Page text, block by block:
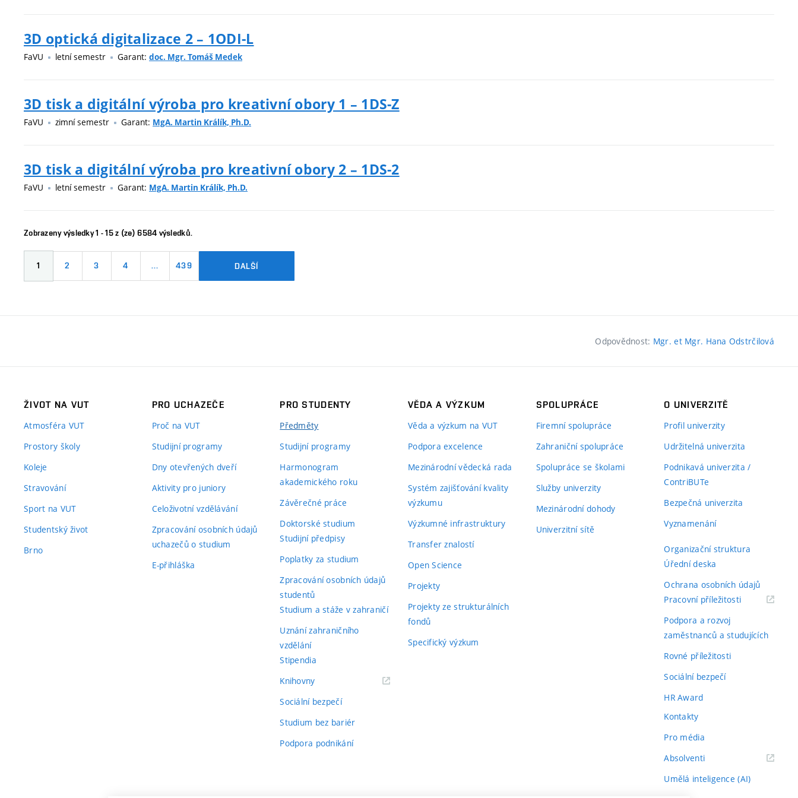
3D optická digitalizace 2 – 1ODI-L
FaVU letní semestr Garant: doc. Mgr. Tomáš Medek
3D tisk a digitální výroba pro kreativní obory 1 – 1DS-Z
FaVU zimní semestr Garant: MgA. Martin Králík, Ph.D.
3D tisk a digitální výroba pro kreativní obory 2 – 1DS-2
FaVU letní semestr Garant: MgA. Martin Králík, Ph.D.
Zobrazeny výsledky 1 - 15 z (ze) 6584 výsledků.
1 2 3 4 … 439 DALŠÍ
Odpovědnost: Mgr. et Mgr. Hana Odstrčilová
ŽIVOT NA VUT
Atmosféra VUT
Prostory školy
Koleje
Stravování
Sport na VUT
Studentský život
Brno
PRO UCHAZEČE
Proč na VUT
Studijní programy
Dny otevřených dveří
Aktivity pro juniory
Celoživotní vzdělávání
Zpracování osobních údajů
uchazečů o studium
E-přihláška
PRO STUDENTY
Předměty
Studijní programy
Harmonogram
akademického roku
Závěrečné práce
Doktorské studium
Studijní předpisy
Poplatky za studium
Zpracování osobních údajů
studentů
Studium a stáže v zahraničí
Uznání zahraničního
vzdělání
Stipendia
Knihovny(externí
Sociální bezpečí
Studium bez bariér
Podpora podnikání
VĚDA A VÝZKUM
Věda a výzkum na VUT
Podpora excelence
Mezinárodní vědecká rada
Systém zajišťování kvality
výzkumu
Výzkumné infrastruktury
Transfer znalostí
Open Science
Projekty
Projekty ze strukturálních
fondů
Specifický výzkum
SPOLUPRÁCE
Firemní spolupráce
Zahraniční spolupráce
Spolupráce se školami
Služby univerzity
Mezinárodní dohody
Univerzitní sítě
O UNIVERZITĚ
Profil univerzity
Udržitelná univerzita
Podnikavá univerzita /
ContriBUTe
Bezpečná univerzita
Vyznamenání
Organizační struktura
Úřední deska
Ochrana osobních údajů
Pracovní příležitosti(externí
Podpora a rozvoj
zaměstnanců a studujících
Rovné příležitosti
Sociální bezpečí
HR Award
Kontakty
Pro média
Absolventi(externí
Umělá inteligence (AI)